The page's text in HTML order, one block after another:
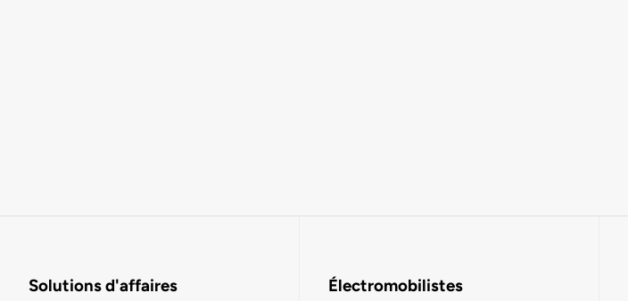
Solutions d'affaires Électromobilistes